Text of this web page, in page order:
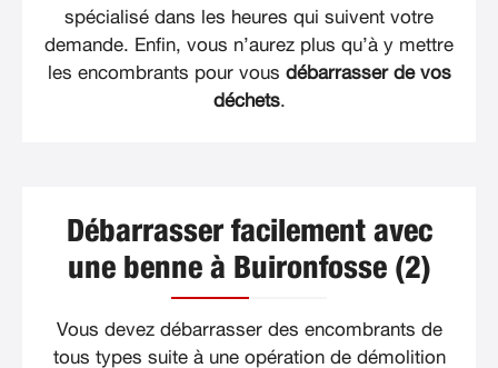
spécialisé dans les heures qui suivent votre
demande. Enfin, vous n’aurez plus qu’à y mettre
les encombrants pour vous débarrasser de vos
déchets.
Débarrasser facilement avec
une benne à Buironfosse (2)
Vous devez débarrasser des encombrants de
tous types suite à une opération de démolition